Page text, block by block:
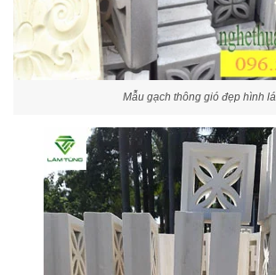
Mẫu gạch thông gió đẹp hình lá